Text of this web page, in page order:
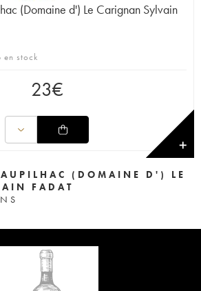
(Domaine d') Le Carignan Sylvain
stock
23€
✕
(DOMAINE D') LE
FADAT